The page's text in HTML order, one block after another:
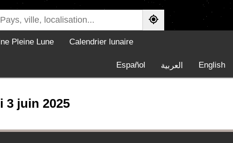
Pleine Lune Calendrier lunaire
English العربية Español
3 juin 2025